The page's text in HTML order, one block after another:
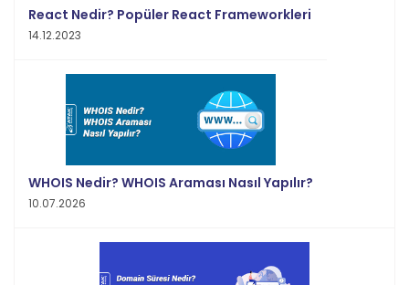
React Nedir? Popüler React Frameworkleri
14.12.2023
WHOIS Nedir? WHOIS Araması Nasıl Yapılır?
10.07.2026